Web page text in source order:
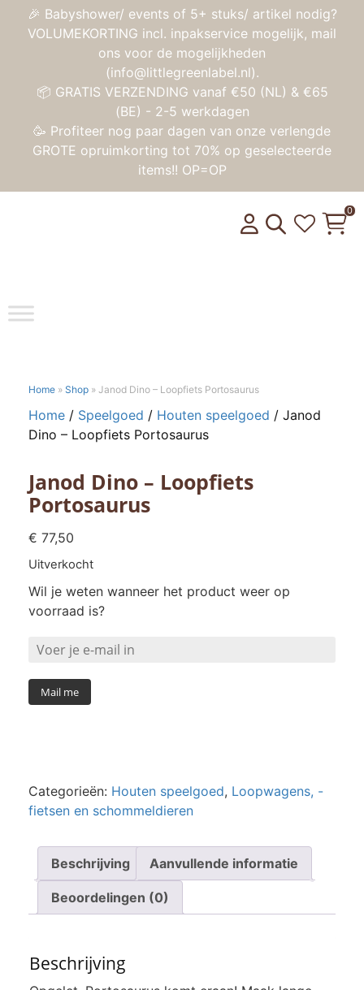
🎉 Babyshower/ events of 5+ stuks/ artikel nodig?
VOLUMEKORTING incl. inpakservice mogelijk, mail
ons voor de mogelijkheden
(info@littlegreenlabel.nl).
📦 GRATIS VERZENDING vanaf €50 (NL) & €65
(BE) - 2-5 werkdagen
🥳 Profiteer nog paar dagen van onze verlengde
GROTE opruimkorting tot 70% op geselecteerde
items!! OP=OP
Toggle
0
Home » Shop » Janod Dino – Loopfiets Portosaurus
Home / Speelgoed / Houten speelgoed / Janod
Dino – Loopfiets Portosaurus
Janod Dino – Loopfiets
Portosaurus
€ 77,50
Uitverkocht
Wil je weten wanneer het product weer op
voorraad is?
Mail me
Categorieën: Houten speelgoed, Loopwagens, -
fietsen en schommeldieren
Beschrijving Aanvullende informatie
Beoordelingen (0)
Beschrijving